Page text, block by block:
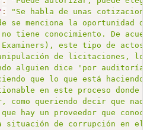
:
"Se habla de unas cotizaciones
se menciona la oportunidad
tiene conocimiento. De
este tipo de actos
de licitaciones, lo
alguien dice 'por auditoría
que lo que está haciendo
en este proceso donde
como queriendo decir que
que hay un proveedor que
situación de corrupción en el